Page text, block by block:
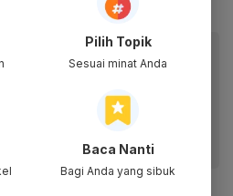
aplikasi mobile.
aplikasi mobile Katadata.
Pilih Topik
Sesuai minat Anda
Baca Nanti
Bagi Anda yang sibuk